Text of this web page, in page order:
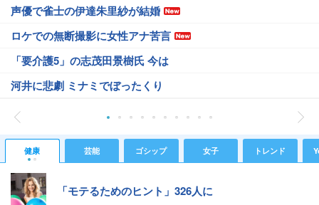
声優で雀士の伊達朱里紗が結婚
ロケでの無断撮影に女性アナ苦言
「要介護5」の志茂田景樹氏 今は
河井に悲劇 ミナミでぼったくり
健康 芸能 ゴシップ 女子 トレンド
「モテるためのヒント」326人に